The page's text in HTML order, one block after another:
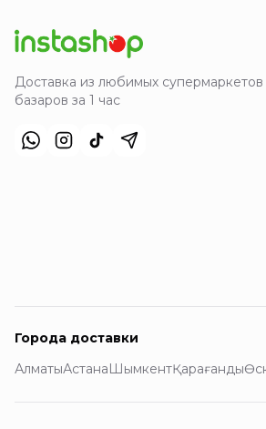
Доставка из любимых супермаркетов
базаров за 1 час
Города доставки
АлматыАстанаШымкентҚарағанды